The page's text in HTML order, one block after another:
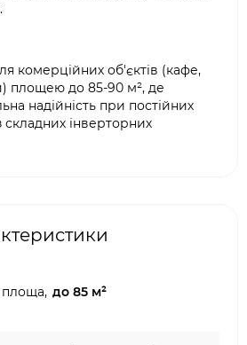
комерційних об'єктів (кафе,
площею до 85-90 м², де
надійність при постійних
інверторних
до 85 м²